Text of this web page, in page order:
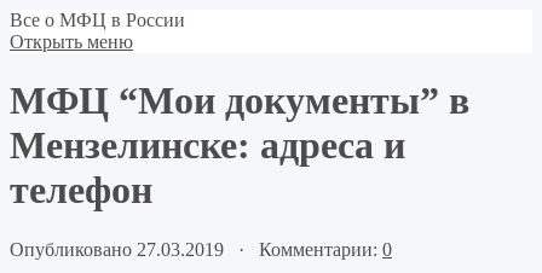
Все о МФЦ в России
Открыть меню
МФЦ “Мои документы” в
Мензелинске: адреса и
телефон
Опубликовано 27.03.2019 · Комментарии: 0